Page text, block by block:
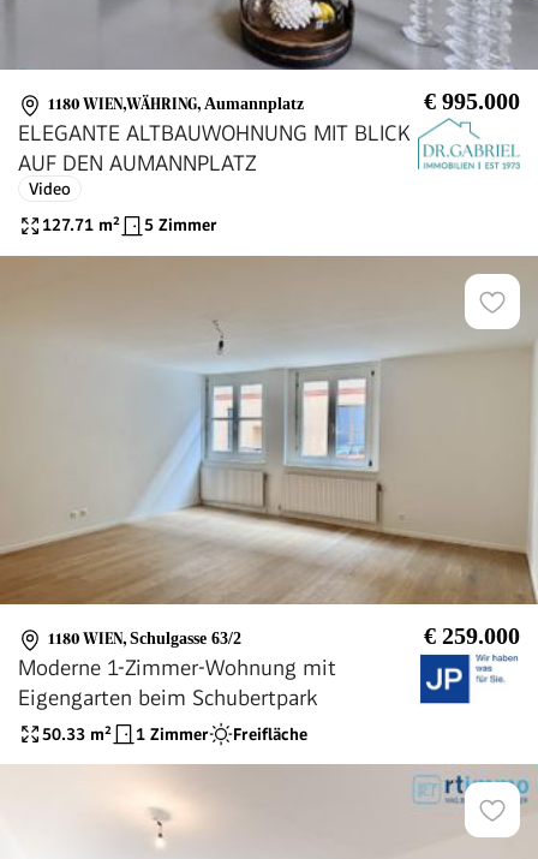
1180 WIEN,WÄHRING, Aumannplatz € 995.000
ELEGANTE ALTBAUWOHNUNG MIT BLICK
AUF DEN AUMANNPLATZ
Video
127.71 m² 5 Zimmer
1180 WIEN, Schulgasse 63/2 € 259.000
Moderne 1-Zimmer-Wohnung mit
Eigengarten beim Schubertpark
50.33 m² 1 Zimmer Freifläche